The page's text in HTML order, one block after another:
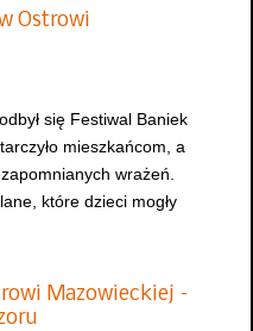
Ostrowi
się Festiwal Baniek
mieszkańcom, a
wrażeń.
które dzieci mogły
Mazowieckiej –